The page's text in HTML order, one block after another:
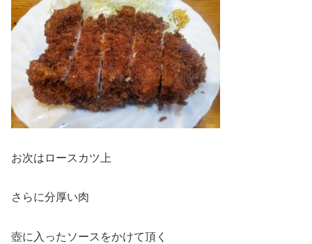
お次はロースカツ上
さらに分厚い肉
壺に入ったソースをかけて頂く